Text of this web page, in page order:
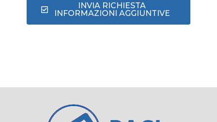
INVIA RICHIESTA
INFORMAZIONI AGGIUNTIVE